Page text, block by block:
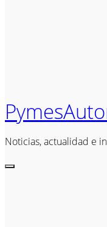
Noticias, actualidad e